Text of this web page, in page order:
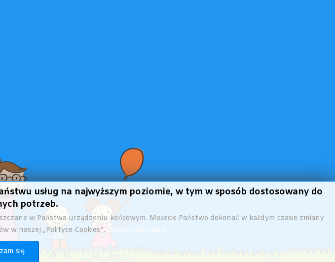
usług na najwyższym poziomie, w tym w sposób dostosowany do
potrzeb.
w Państwa urządzeniu końcowym. Możecie Państwo dokonać w każdym czasie zmiany
w naszej „Polityce Cookies”.
się